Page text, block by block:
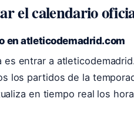
el calendario
en atleticodemadrid.com
es entrar a
los partidos de la
en tiempo real los